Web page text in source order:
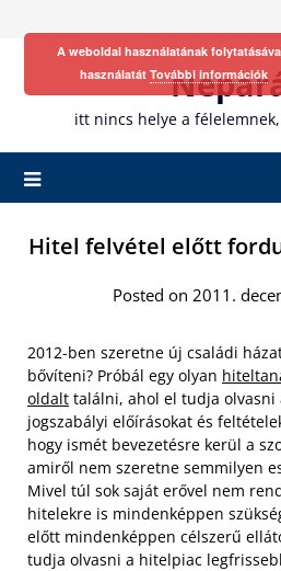
itt nincs helye a
Hitel felvétel előtt
Posted on 2011.
2012-ben szeretne új családi
bővíteni? Próbál egy olyan
oldalt találni, ahol el tudja olvasni
jogszabályi előírásokat és
hogy ismét bevezetésre kerül a
amiről nem szeretne semmilyen
Mivel túl sok saját erővel nem
hitelekre is mindenképpen
előtt mindenképpen célszerű
tudja olvasni a hitelpiac
A weboldal használatának
használatát További információk